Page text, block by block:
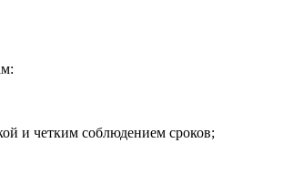
и четким соблюдением сроков;